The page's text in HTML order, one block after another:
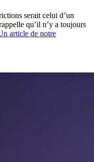
serait celui d’un
qu’il n’y a toujours
article de notre